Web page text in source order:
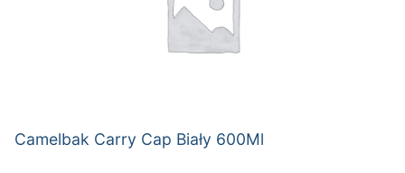
Camelbak Carry Cap Biały 600Ml